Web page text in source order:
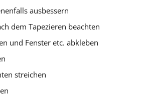
ausbessern
dem Tapezieren beachten
und Fenster etc. abkleben
streichen